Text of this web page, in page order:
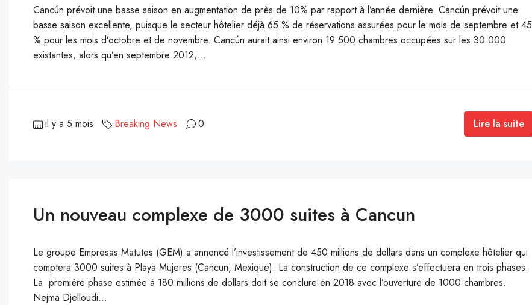
Cancún prévoit une basse saison en augmentation de près de 10% par rapport à l’année dernière. Cancún prévoit une
basse saison excellente, puisque le secteur hôtelier déjà 65 % de réservations assurées pour le mois de septembre et 45
% pour les mois d’octobre et de novembre. Cancún aurait ainsi environ 19 500 chambres occupées sur les 30 000
existantes, alors qu’en septembre 2012,...
il y a 5 mois Breaking News 0 Lire la suite
Un nouveau complexe de 3000 suites à Cancun
Le groupe Empresas Matutes (GEM) a annoncé l’investissement de 450 millions de dollars dans un complexe hôtelier qui
comptera 3000 suites à Playa Mujeres (Cancun, Mexique). La construction de ce complexe s’effectuera en trois phases.
La première phase estimée à 180 millions de dollars doit se conclure en 2018 avec l’ouverture de 1000 chambres.
Nejma Djelloudi...